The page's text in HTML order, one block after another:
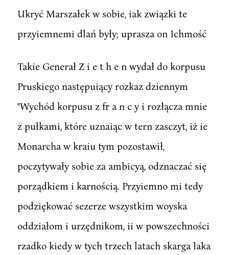
Ukryć Marszałek w sobie, iak związki te
przyiemnemi dlań były; uprasza on Ichmość
Takie Generał Z i e t h e n wydał do korpusu
Pruskiego następuiący rozkaz dziennym
"Wychód korpusu z fr a n c y i rozłącza mnie
z pułkami, które uznaiąc w tern zasczyt, iż ie
Monarcha w kraiu tym pozostawił,
poczytywały sobie za ambicyą, odznaczać się
porządkiem i karnością. Przyiemno mi tedy
podziękować sezerze wszystkim woyska
oddziałom i urzędnikom, ii w powszechności
rzadko kiedy w tych trzech latach skarga laka